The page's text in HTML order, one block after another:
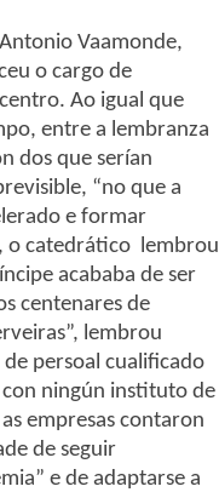
Vaamonde,
o cargo de
Ao igual que
entre a lembranza
dos que serían
“no que a
e formar
o catedrático lembrou
acababa de ser
centenares de
lembrou
persoal cualificado
con ningún instituto de
empresas contaron
de seguir
e de adaptarse a